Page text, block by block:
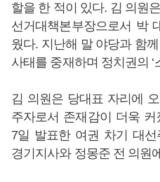
할을 한 적이 있다. 김 의원
선거대책본부장으로서 박
웠다. 지난해 말 야당과 함
사태를 중재하며 정치권의 ‘
김 의원은 당대표 자리에
주자로서 존재감이 더욱
7일 발표한 여권 차기 대
경기지사와 정몽준 전 의원